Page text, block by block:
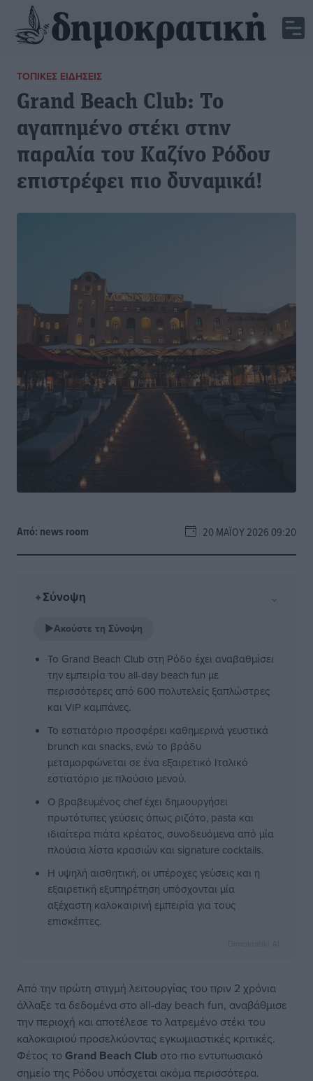
ΤΟΠΙΚΈΣ ΕΙΔΉΣΕΙΣ
Grand Beach Club: To
αγαπημένο στέκι στην
παραλία του Καζίνο Ρόδου
επιστρέφει πιο δυναμικά!
Από: news room 20 ΜΑΪ́ΟΥ 2026 09:20
✦Σύνοψη ⌄
▶Ακούστε τη Σύνοψη
Το Grand Beach Club στη Ρόδο έχει αναβαθμίσει
την εμπειρία του all-day beach fun με
περισσότερες από 600 πολυτελείς ξαπλώστρες
και VIP καμπάνες.
Το εστιατόριο προσφέρει καθημερινά γευστικά
brunch και snacks, ενώ το βράδυ
μεταμορφώνεται σε ένα εξαιρετικό Ιταλικό
εστιατόριο με πλούσιο μενού.
Ο βραβευμένος chef έχει δημιουργήσει
πρωτότυπες γεύσεις όπως ριζότο, pasta και
ιδιαίτερα πιάτα κρέατος, συνοδευόμενα από μία
πλούσια λίστα κρασιών και signature cocktails.
Η υψηλή αισθητική, οι υπέροχες γεύσεις και η
εξαιρετική εξυπηρέτηση υπόσχονται μία
αξέχαστη καλοκαιρινή εμπειρία για τους
επισκέπτες.
Από την πρώτη στιγμή λειτουργίας του πριν 2 χρόνια
άλλαξε τα δεδομένα στο all-day beach fun, αναβάθμισε
την περιοχή και αποτέλεσε το λατρεμένο στέκι του
καλοκαιριού προσελκύοντας εγκωμιαστικές κριτικές.
Φέτος το Grand Beach Club στο πιο εντυπωσιακό
σημείο της Ρόδου υπόσχεται ακόμα περισσότερα.